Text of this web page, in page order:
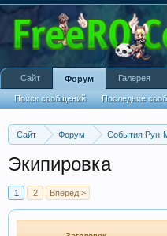
Сайт Форум События Рун-
Экипировка
1 2 Вперёд >
Сайт Форум
Поиск сообщений Последние
Галерея